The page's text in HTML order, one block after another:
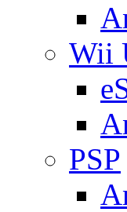
Wii
PSP